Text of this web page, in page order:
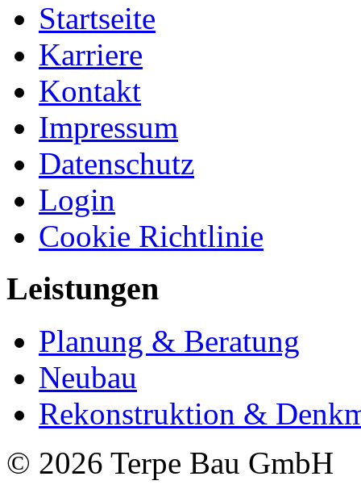
Startseite
Karriere
Kontakt
Impressum
Datenschutz
Login
Cookie Richtlinie
Leistungen
Planung & Beratung
Neubau
Rekonstruktion &
© 2026 Terpe Bau GmbH